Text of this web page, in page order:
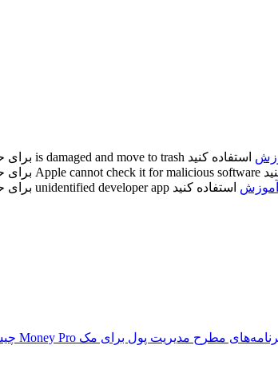
is damaged and move to trash
Apple cannot check it for malicious software
unidentified developer app آموزش